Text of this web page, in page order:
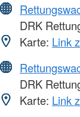
DRK
Karte: Link
DRK
Karte: Link